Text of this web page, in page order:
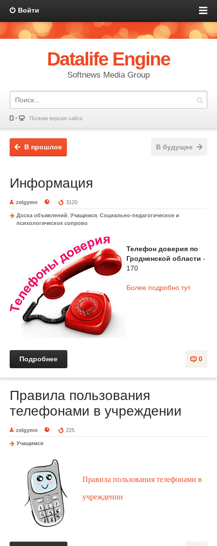
Войти
Datalife Engine
Softnews Media Group
Полная версия сайта
В будущее
В прошлое
Информация
zelgymn 3120
Доска объявлений Учащимся Социально-педагогическое и
психологическое сопрово
Телефон доверия по
Гродненской области -
170
Более подробно тут
0
Подробнее
Правила пользования
телефонами в учреждении
zelgymn 225
Учащимся
Правила пользования телефонами в
учреждении